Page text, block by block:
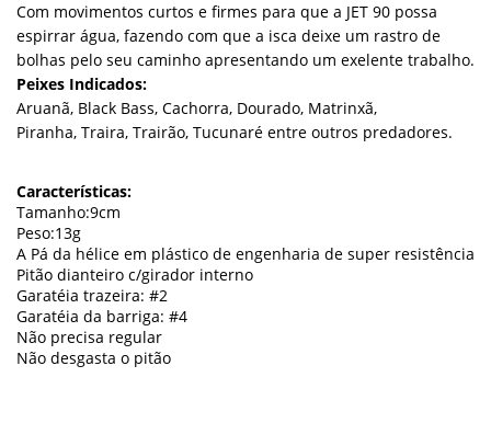
Com movimentos curtos e firmes para que a JET 90 possa
espirrar água, fazendo com que a isca deixe um rastro de
bolhas pelo seu caminho apresentando um exelente trabalho.
Peixes Indicados:
Aruanã, Black Bass, Cachorra, Dourado, Matrinxã,
Piranha, Traira, Trairão, Tucunaré entre outros predadores.
Características:
Tamanho:9cm
Peso:13g
A Pá da hélice em plástico de engenharia de super resistência
Pitão dianteiro c/girador interno
Garatéia trazeira: #2
Garatéia da barriga: #4
Não precisa regular
Não desgasta o pitão